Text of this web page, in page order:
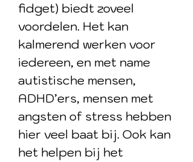
fidget) biedt zoveel
voordelen. Het kan
kalmerend werken voor
iedereen, en met name
autistische mensen,
ADHD’ers, mensen met
angsten of stress hebben
hier veel baat bij. Ook kan
het helpen bij het